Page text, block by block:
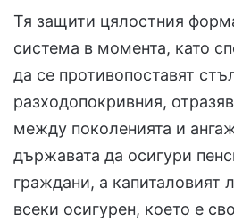
Тя защити цялостния
система в момента, като
да се противопоставят
разходопокривния,
между поколенията и
държавата да осигури
граждани, а капиталовият
всеки осигурен, което е